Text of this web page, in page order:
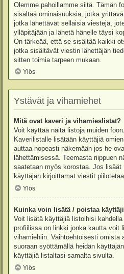
Olemme pahoillamme siitä. Tämän
sisältää ominaisuuksia, jotka
jotka lähettävät sellaisia viestejä,
ylläpitäjään ja lähetä hänelle täysi
On tärkeää, että se sisältää kaikki
jotka sisältävät viestin lähettäjän
sitten toimia tarpeen mukaan.
Ylös
Ystävät ja vihamiehet
Mitä ovat kaveri ja vihamieslistat?
Voit käyttää näitä listoja muiden
Kaverilistalle lisätään käyttäjiä
auttaa nopeasti näkemään jos he
lähettämisessä. Teemasta riippuen
saatetaan myös korostaa. Jos
käyttäjän kirjoittamat viestit
Ylös
Kuinka voin lisätä / poistaa
Voit lisätä käyttäjiä listoihisi
profiilissa on linkki jonka kautta voit
vihamiehiin. Vaihtoehtoisesti
suoraan syöttämällä heidän
käyttäjiä listaltasi samalta sivulta.
Ylös